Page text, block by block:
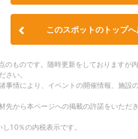
このスポットのトップへ
ものです。随時更新をしておりますが
さい。
事情により、イベントの開催情報、施設
先から本ページへの掲載の許諾をいただ
10％の内税表示です。